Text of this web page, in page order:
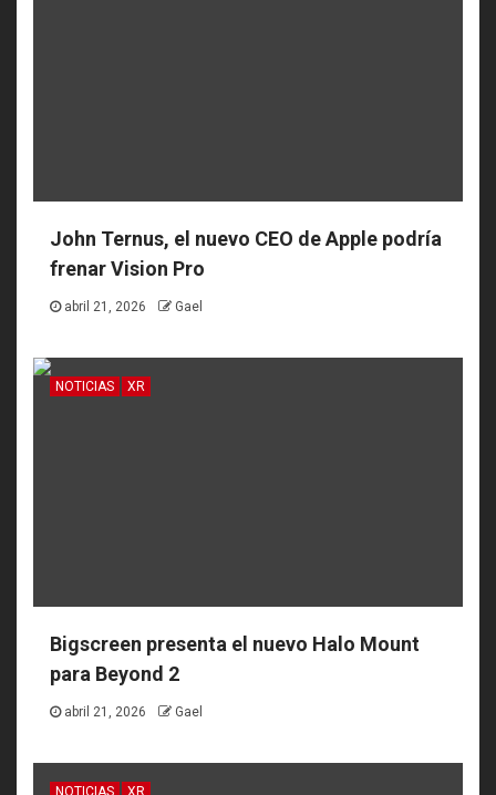
John Ternus, el nuevo CEO de Apple podría
frenar Vision Pro
abril 21, 2026 Gael
NOTICIAS XR
Bigscreen presenta el nuevo Halo Mount
para Beyond 2
abril 21, 2026 Gael
NOTICIAS XR